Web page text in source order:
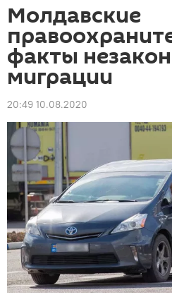
Молдавские
факты
миграции
20:49 10.08.2020